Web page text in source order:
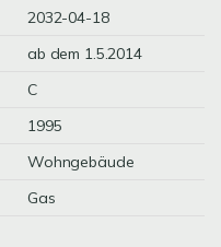
2032-04-18
ab dem 1.5.2014
C
1995
Wohngebäude
Gas